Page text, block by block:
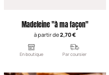
Madeleine "à ma façon"
à partir de2,70 €
En boutique Par coursier